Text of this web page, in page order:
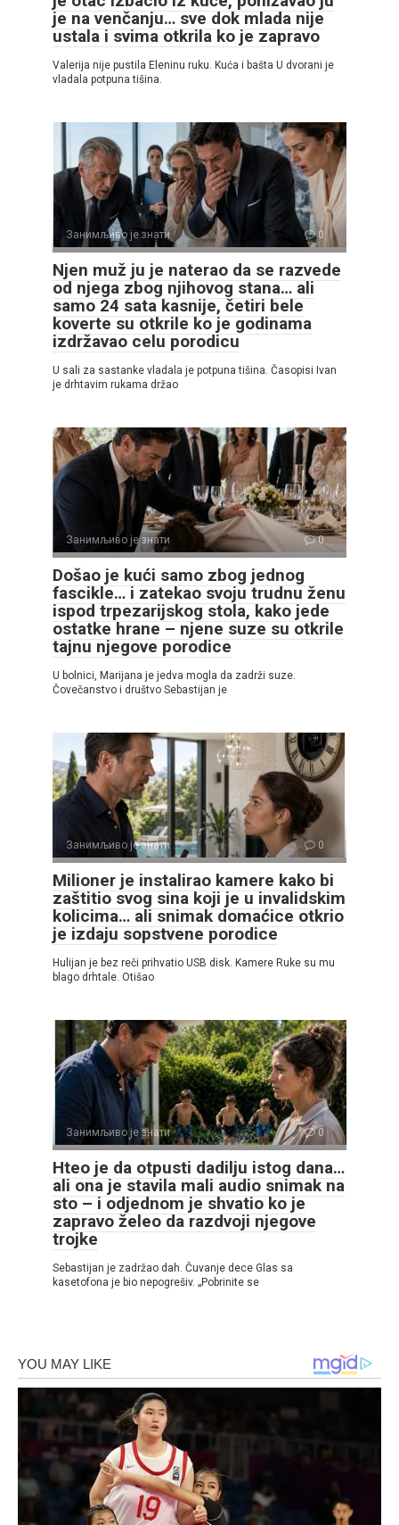
je na venčanju… sve dok mlada nije
ustala i svima otkrila ko je zapravo
Valerija nije pustila Eleninu ruku. Kuća i bašta U dvorani je
vladala potpuna tišina.
Занимљиво је знати 0
Njen muž ju je naterao da se razvede
od njega zbog njihovog stana… ali
samo 24 sata kasnije, četiri bele
koverte su otkrile ko je godinama
izdržavao celu porodicu
U sali za sastanke vladala je potpuna tišina. Časopisi Ivan
je drhtavim rukama držao
Занимљиво је знати 0
Došao je kući samo zbog jednog
fascikle… i zatekao svoju trudnu ženu
ispod trpezarijskog stola, kako jede
ostatke hrane – njene suze su otkrile
tajnu njegove porodice
U bolnici, Marijana je jedva mogla da zadrži suze.
Čovečanstvo i društvo Sebastijan je
Занимљиво је знати 0
Milioner je instalirao kamere kako bi
zaštitio svog sina koji je u invalidskim
kolicima… ali snimak domaćice otkrio
je izdaju sopstvene porodice
Hulijan je bez reči prihvatio USB disk. Kamere Ruke su mu
blago drhtale. Otišao
Занимљиво је знати 0
Hteo je da otpusti dadilju istog dana…
ali ona je stavila mali audio snimak na
sto – i odjednom je shvatio ko je
zapravo želeo da razdvoji njegove
trojke
Sebastijan je zadržao dah. Čuvanje dece Glas sa
kasetofona je bio nepogrešiv. „Pobrinite se